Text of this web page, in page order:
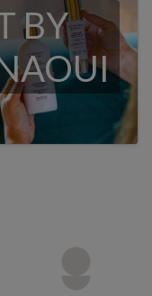
BY